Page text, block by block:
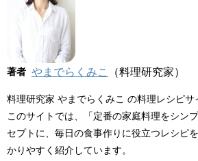
著者 やまでらくみこ （料理研究家）
料理研究家 やまでらくみこ の料理レシピサ
このサイトでは、「定番の家庭料理をシン
セプトに、毎日の食事作りに役立つレシピ
かりやすく紹介しています。